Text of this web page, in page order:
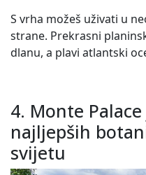
S vrha možeš uživati u
strane. Prekrasni
dlanu, a plavi atlantski
4. Monte
najljepših
svijetu